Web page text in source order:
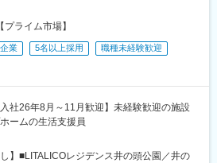
ライム市場】
企業 5名以上採用
職種未経験歓迎
入社26年8月～11月歓迎】未経験歓迎の施設
ームの生活支援員
し】■LITALICOレジデンス井の頭公園／井の